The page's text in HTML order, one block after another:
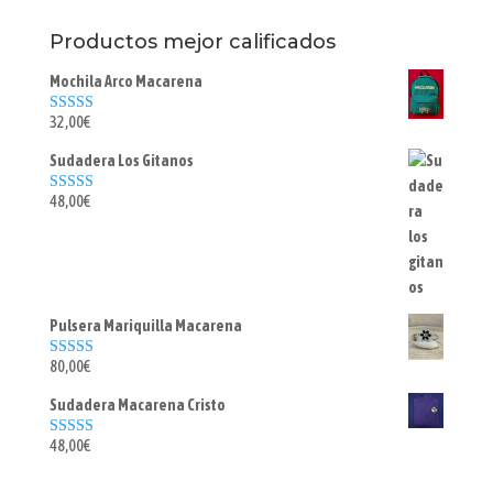
Productos mejor calificados
Mochila Arco Macarena
Valorado con
32,00€
Sudadera Los Gitanos
Valorado con
48,00€
Pulsera Mariquilla Macarena
Valorado con
80,00€
Sudadera Macarena Cristo
Valorado con
48,00€